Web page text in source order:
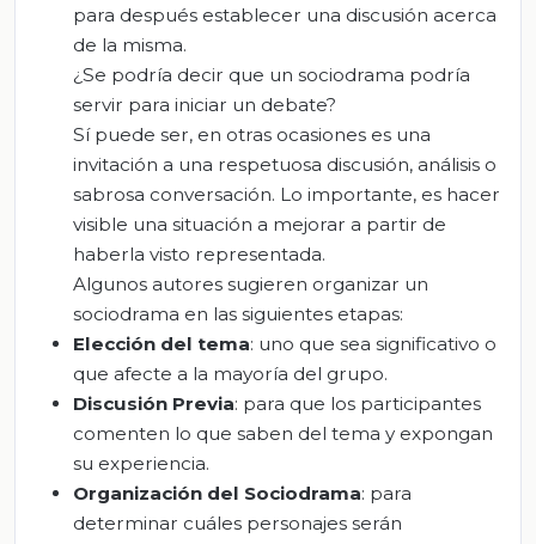
para después establecer una discusión acerca
de la misma.
¿Se podría decir que un sociodrama podría
servir para iniciar un debate?
Sí puede ser, en otras ocasiones es una
invitación a una respetuosa discusión, análisis o
sabrosa conversación. Lo importante, es hacer
visible una situación a mejorar a partir de
haberla visto representada.
Algunos autores sugieren organizar un
sociodrama en las siguientes etapas:
Elección del tema: uno que sea significativo o
que afecte a la mayoría del grupo.
Discusión Previa: para que los participantes
comenten lo que saben del tema y expongan
su experiencia.
Organización del Sociodrama: para
determinar cuáles personajes serán